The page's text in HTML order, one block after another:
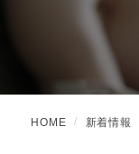
HOME 新着情報